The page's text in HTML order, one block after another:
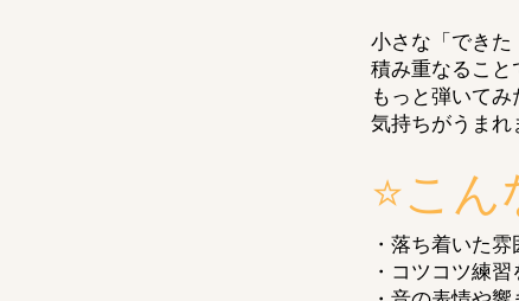
小さな「できた
積み重なること
もっと弾いてみ
気持ちがうまれ
⭐こ
・落ち着いた
・コツコツ練